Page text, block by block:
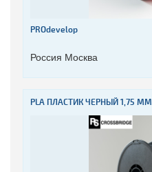
PROdevelop
Россия Москва
PLA ПЛАСТИК ЧЕРНЫЙ 1,75 ММ